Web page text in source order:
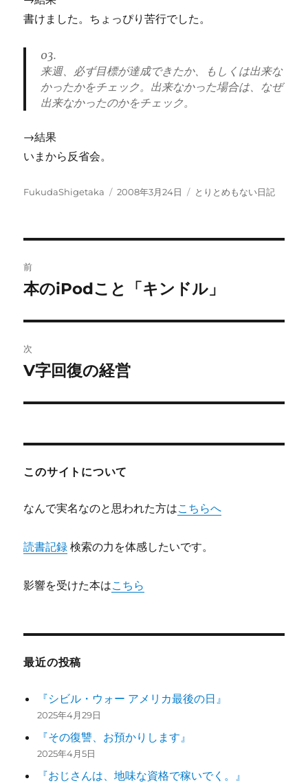
書けました。ちょっぴり苦行でした。
03.
来週、必ず目標が達成できたか、もしくは出来な
かったかをチェック。出来なかった場合は、なぜ
出来なかったのかをチェック。
→結果
いまから反省会。
投
FukudaShigetaka
投
2008年3月24日
カ
とりとめもない日記
稿
ビ
ゲ
ー
前
前
投
稿:
本のiPodこと「キンドル」
次
次
投
V字回復の経営
このサイトについて
なんで実名なのと思われた方はこちらへ
読書記録 検索の力を体感したいです。
影響を受けた本はこちら
最近の投稿
『シビル・ウォー アメリカ最後の日』
2025年4月29日
『その復讐、お預かりします』
2025年4月5日
『おじさんは、地味な資格で稼いでく。』